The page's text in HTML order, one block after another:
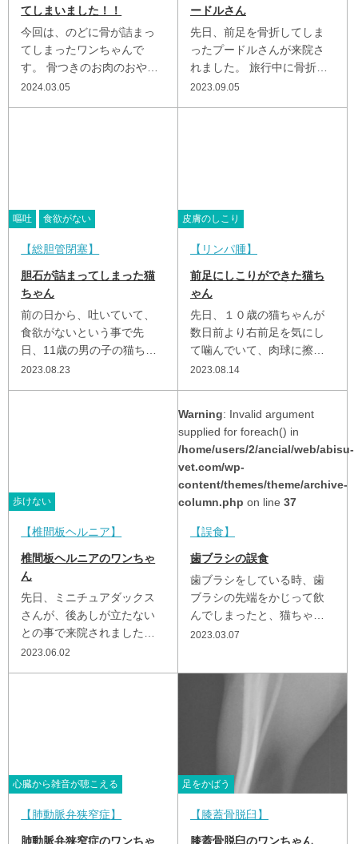
てしまいました！！
今回は、のどに骨が詰まっ
てしまったワンちゃんで
す。 骨つきのお肉のおやつ
を食べたのち、嘔吐したと
2024.03.05
ードルさん
先日、前足を骨折してしま
ったプードルさんが来院さ
れました。 旅行中に骨折し
てしまったようで、急いで
2023.09.05
嘔吐 食欲がない
総胆管閉塞
胆石が詰まってしまった猫
ちゃん
前の日から、吐いていて、
食欲がないという事で先
日、11歳の男の子の猫ちゃ
んが来院されました。 検査
2023.08.23
皮膚のしこり
リンパ腫
前足にしこりができた猫ち
ゃん
先日、１０歳の猫ちゃんが
数日前より右前足を気にし
て噛んでいて、肉球に擦り
傷のようなものがあるとい
んでしこ...
2023.08.14
歩けない
椎間板ヘルニア
椎間板ヘルニアのワンちゃ
ん
先日、ミニチュアダックス
さんが、後あしが立たない
との事で来院されました。
前日の夜から様子がおかし
2023.06.02
Warning: Invalid argument
supplied for foreach() in
/home/users/2/ancial/web/abisu-
vet.com/wp-
content/themes/theme/archive-
column.php on line 37
誤食
歯ブラシの誤食
歯ブラシをしている時、歯
ブラシの先端をかじって飲
んでしまったと、猫ちゃん
が来院されました。 数回、
2023.03.07
心臓から雑音が聴こえる
肺動脈弁狭窄症
肺動脈弁狭窄症のワンちゃ
足をかばう
膝蓋骨脱臼
膝蓋骨脱臼のワンちゃん